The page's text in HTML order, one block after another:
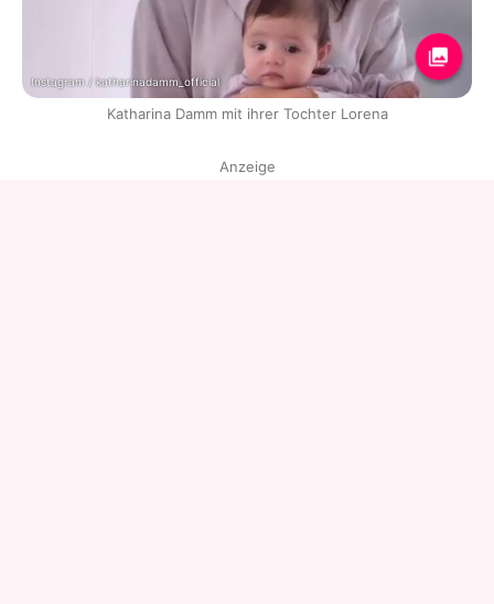
Instagram / katharinadamm_official
Katharina Damm mit ihrer Tochter Lorena
Anzeige